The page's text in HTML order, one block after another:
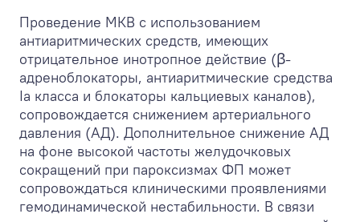
Проведение МКВ с использованием
антиаритмических средств, имеющих
отрицательное инотропное действие (ꞵ-
адреноблокаторы, антиаритмические средства
Ia класса и блокаторы кальциевых каналов),
сопровождается снижением артериального
давления (АД). Дополнительное снижение АД
на фоне высокой частоты желудочковых
сокращений при пароксизмах ФП может
сопровождаться клиническими проявлениями
гемодинамической нестабильности. В связи